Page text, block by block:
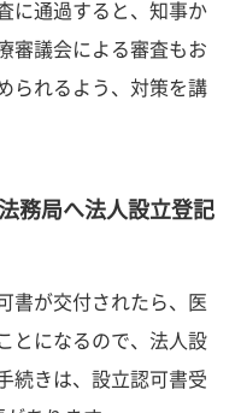
に通過すると、知事か
審議会による審査もお
られるよう、対策を講
務局へ法人設立登記
書が交付されたら、医
とになるので、法人設
続きは、設立認可書受